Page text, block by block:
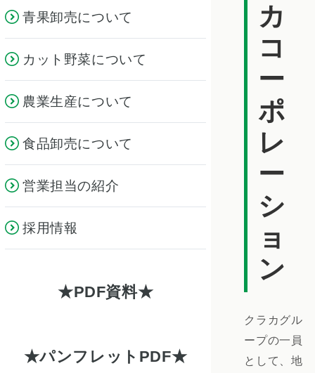
青果卸売について
カット野菜について
農業生産について
食品卸売について
営業担当の紹介
採用情報
PDF資料
パンフレットPDF
カ
コ
ー
ポ
レ
ー
シ
ョ
ン
クラカグル
ープの一員
として、地